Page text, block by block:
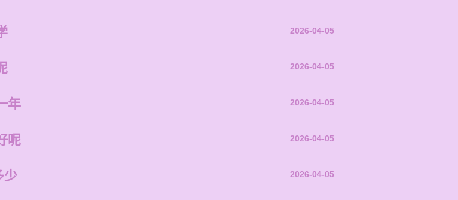
2026-04-05
2026-04-05
年 2026-04-05
呢 2026-04-05
少 2026-04-05